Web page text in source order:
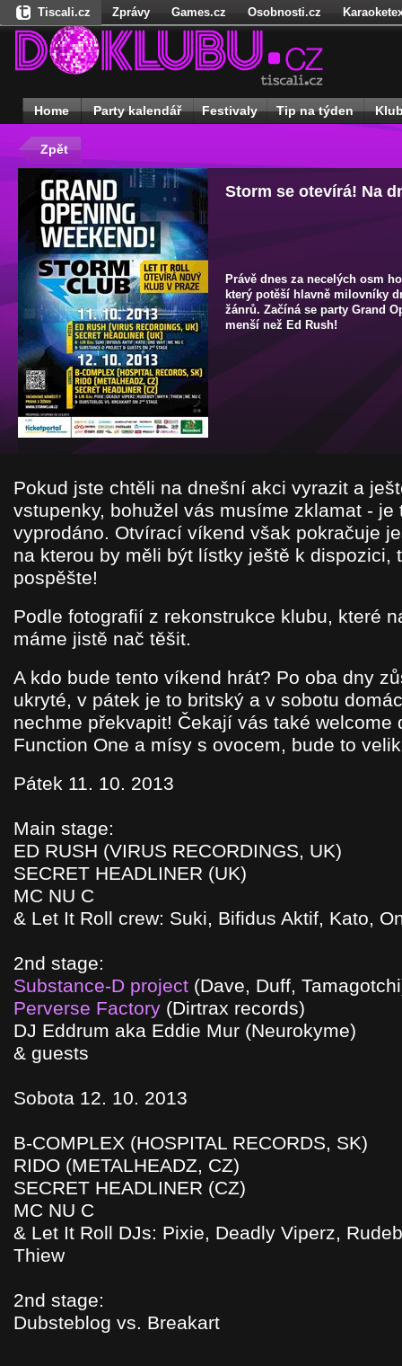
Tiscali.cz Zprávy Games.cz Osobnosti.cz
Nedd.cz
Dokina.cz Úschovna.cz
Freegames.cz
Hadejfilm.cz Hadejhru.cz
Hadejosobnosti.cz
Home Party kalendář Festivaly Tip na týden
Zpět
Storm se otevírá! Na
Právě dnes za necelých osm
který potěší hlavně milovníky
žánrů. Začíná se party Grand
menší než Ed Rush!
Pokud jste chtěli na dnešní akci vyrazit a
vstupenky, bohužel vás musíme zklamat - je
vyprodáno. Otvírací víkend však pokračuje
na kterou by měli být lístky ještě k dispozici,
pospěšte!
Podle fotografií z rekonstrukce klubu, které
máme jistě nač těšit.
A kdo bude tento víkend hrát? Po oba dny
ukryté, v pátek je to britský a v sobotu
nechme překvapit! Čekají vás také welcome
Function One a mísy s ovocem, bude to
Pátek 11. 10. 2013
Main stage:
ED RUSH (VIRUS RECORDINGS, UK)
SECRET HEADLINER (UK)
MC NU C
& Let It Roll crew: Suki, Bifidus Aktif, Kato,
2nd stage:
Substance-D project (Dave, Duff,
Perverse Factory (Dirtrax records)
DJ Eddrum aka Eddie Mur (Neurokyme)
& guests
Sobota 12. 10. 2013
B-COMPLEX (HOSPITAL RECORDS, SK)
RIDO (METALHEADZ, CZ)
SECRET HEADLINER (CZ)
MC NU C
& Let It Roll DJs: Pixie, Deadly Viperz,
Thiew
2nd stage:
Dubsteblog vs. Breakart